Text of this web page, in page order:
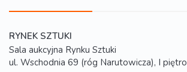
RYNEK SZTUKI
Sala aukcyjna Rynku Sztuki
ul. Wschodnia 69 (róg Narutowicza), I piętro